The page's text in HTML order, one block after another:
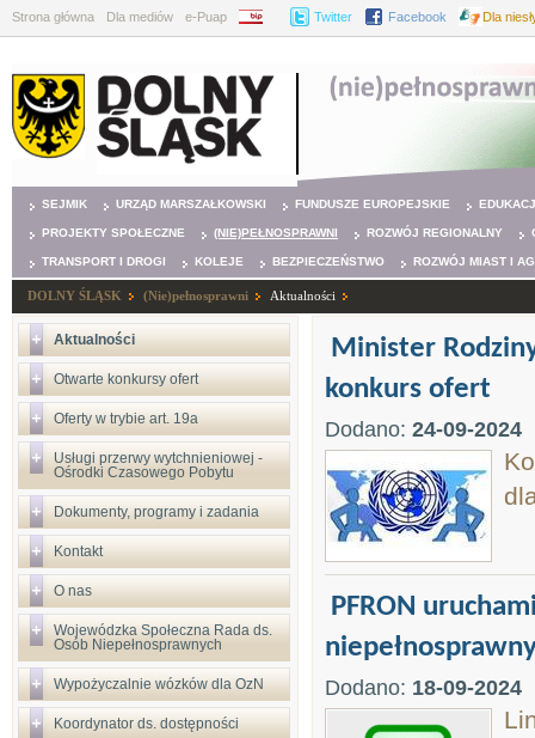
Strona główna Dla mediów e-Puap BIP Twitter Facebook Dla
SEJMIK URZĄD MARSZAŁKOWSKI FUNDUSZE EUROPEJSKIE
PROJEKTY SPOŁECZNE (NIE)PEŁNOSPRAWNI ROZWÓJ REGIONALNY
TRANSPORT I DROGI KOLEJE BEZPIECZEŃSTWO ROZWÓJ MIAST I
DOLNY ŚLĄSK (Nie)pełnosprawni Aktualności
Aktualności
Otwarte konkursy ofert
Oferty w trybie art. 19a
Usługi przerwy wytchnieniowej -
Ośrodki Czasowego Pobytu
Dokumenty, programy i zadania
Kontakt
O nas
Wojewódzka Społeczna Rada ds.
Osób Niepełnosprawnych
Wypożyczalnie wózków dla OzN
Koordynator ds. dostępności
Minister
konkurs ofert
Dodano: 24-09-2024
PFRON
Dodano: 18-09-2024